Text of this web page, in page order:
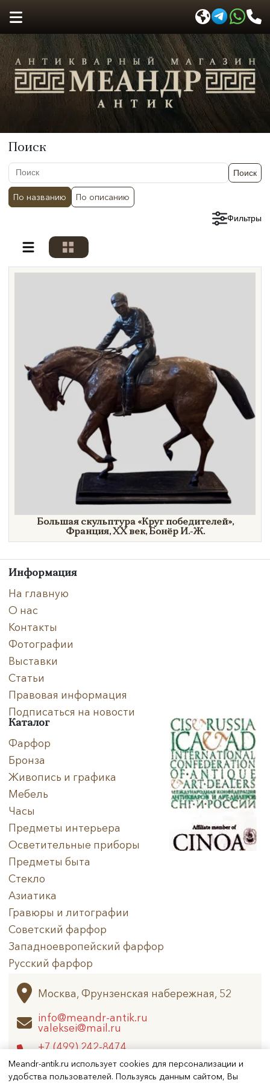
Поиск
Поиск
По названию По описанию
Фильтры
Разделы
Направление
Материал
Большая скульптура «Круг победителей»,
Франция,XX век,Бонёр И.-Ж.
Meandr-antik.ru использует cookies для персонализации и
удобства пользователей. Пользуясь данным сайтом, Вы
Информация
На главную
О нас
Контакты
Фотографии
Выставки
Статьи
Правовая информация
Подписаться на новости
Каталог
Фарфор
Бронза
Живопись и графика
Мебель
Часы
Предметы интерьера
Осветительные приборы
Предметы быта
Стекло
Азиатика
Гравюры и литографии
Советский фарфор
Западноевропейский фарфор
Русский фарфор
Архив
Москва, Фрунзенская набережная, 52
info@meandr-antik.ru
valeksei@mail.ru
+7 (499) 242-8474
+7 (925) 506-6926